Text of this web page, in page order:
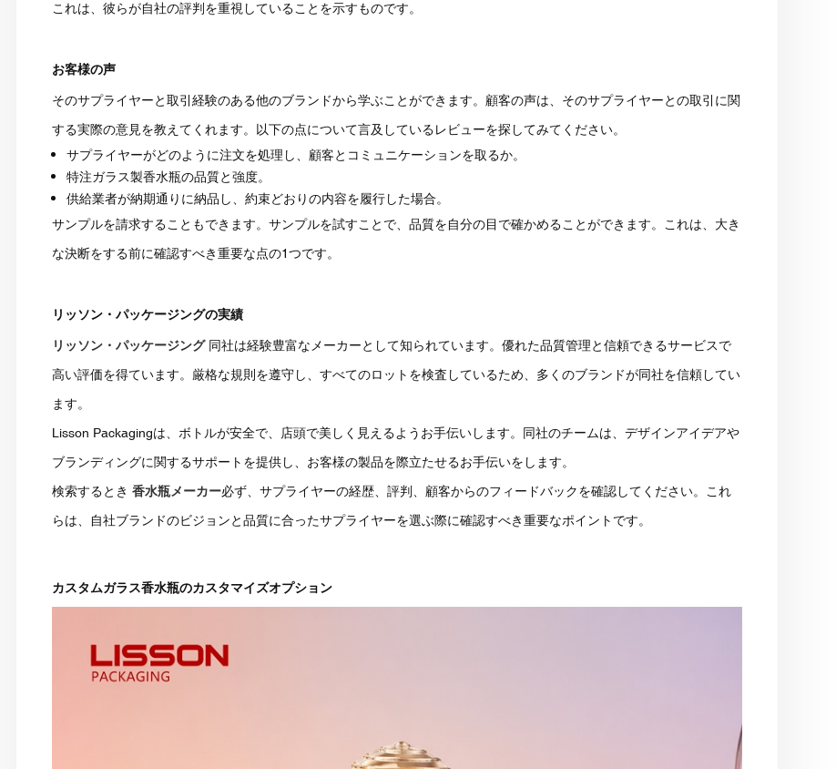
これは、彼らが自社の評判を重視していることを示すものです。
お客様の声
そのサプライヤーと取引経験のある他のブランドから学ぶことができます。顧客の声は、そのサプライヤーとの取引に関
する実際の意見を教えてくれます。以下の点について言及しているレビューを探してみてください。
サプライヤーがどのように注文を処理し、顧客とコミュニケーションを取るか。
特注ガラス製香水瓶の品質と強度。
供給業者が納期通りに納品し、約束どおりの内容を履行した場合。
サンプルを請求することもできます。サンプルを試すことで、品質を自分の目で確かめることができます。これは、大き
な決断をする前に確認すべき重要な点の1つです。
リッソン・パッケージングの実績
リッソン・パッケージング同社は経験豊富なメーカーとして知られています。優れた品質管理と信頼できるサービスで
高い評価を得ています。厳格な規則を遵守し、すべてのロットを検査しているため、多くのブランドが同社を信頼してい
ます。
Lisson Packagingは、ボトルが安全で、店頭で美しく見えるようお手伝いします。同社のチームは、デザインアイデアや
ブランディングに関するサポートを提供し、お客様の製品を際立たせるお手伝いをします。
検索するとき香水瓶メーカー必ず、サプライヤーの経歴、評判、顧客からのフィードバックを確認してください。これ
らは、自社ブランドのビジョンと品質に合ったサプライヤーを選ぶ際に確認すべき重要なポイントです。
カスタムガラス香水瓶のカスタマイズオプション